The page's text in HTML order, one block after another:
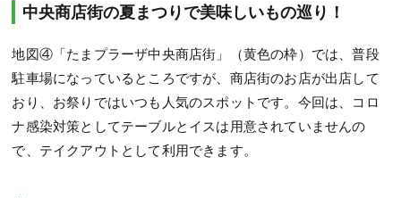
中央商店街の夏まつりで美味しいもの巡り！
地図④「たまプラーザ中央商店街」（黄色の枠）では、普段
駐車場になっているところですが、商店街のお店が出店して
おり、お祭りではいつも人気のスポットです。今回は、コロ
ナ感染対策としてテーブルとイスは用意されていませんの
で、テイクアウトとして利用できます。